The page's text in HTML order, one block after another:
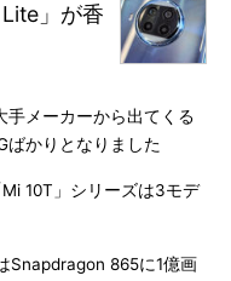
」が香
手メーカーから出てくる
ばかりとなりました
10T」シリーズは3モデ
Snapdragon 865に1億画